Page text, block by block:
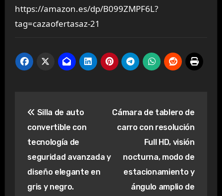
https://amazon.es/dp/B099ZMPF6L?
tag=cazaofertasaz-21
de
entradas
Silla de auto
convertible con
tecnología de
seguridad avanzada y
diseño elegante en
gris y negro.
Cámara de tablero de
carro con resolución
Full HD, visión
nocturna, modo de
estacionamiento y
ángulo amplio de